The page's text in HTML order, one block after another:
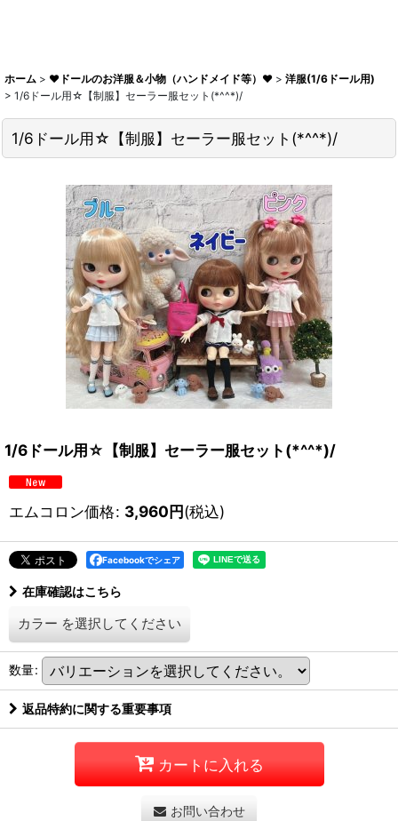
ホーム > ♥ドールのお洋服＆小物（ハンドメイド等）♥ > 洋服(1/6ドール用)
> 1/6ドール用☆【制服】セーラー服セット(*^^*)/
1/6ドール用☆【制服】セーラー服セット(*^^*)/
1/6ドール用☆【制服】セーラー服セット(*^^*)/
エムコロン価格: 3,960円(税込)
Facebookでシェア
在庫確認はこちら
カラー を選択してください
数量:
返品特約に関する重要事項
カートに入れる
お問い合わせ